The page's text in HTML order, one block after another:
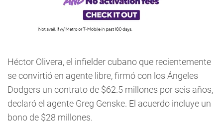
Héctor Olivera, el infielder cubano que recientemente
se convirtió en agente libre, firmó con los Ángeles
Dodgers un contrato de $62.5 millones por seis años,
declaró el agente Greg Genske. El acuerdo incluye un
bono de $28 millones.